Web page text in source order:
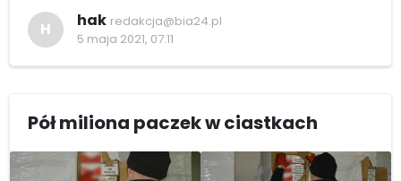
H hak redakcja@bia24.pl
5 maja 2021, 07:11
Pół miliona paczek w ciastkach